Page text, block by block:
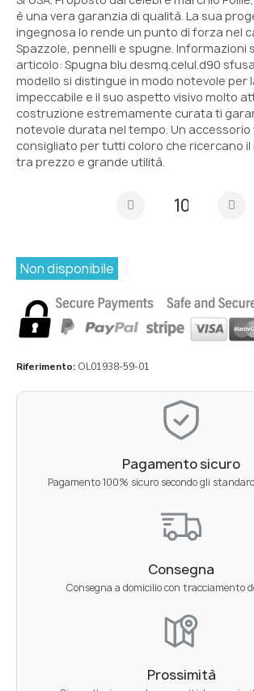
è una vera garanzia di qualità. La sua
ingegnosa lo rende un punto di forza nel
Spazzole, pennelli e spugne. Informazioni
articolo: Spugna blu desmq.celul.d90
modello si distingue in modo notevole per
impeccabile e il suo aspetto visivo molto
costruzione estremamente curata ti
notevole durata nel tempo. Un accessorio
consigliato per tutti coloro che ricercano il
tra prezzo e grande utilità.
Non disponibile
Riferimento OL01938-59-01
Pagamento sicuro
Pagamento 100% sicuro secondo gli
Consegna
Consegna a domicilio con tracciamento
Prossimità